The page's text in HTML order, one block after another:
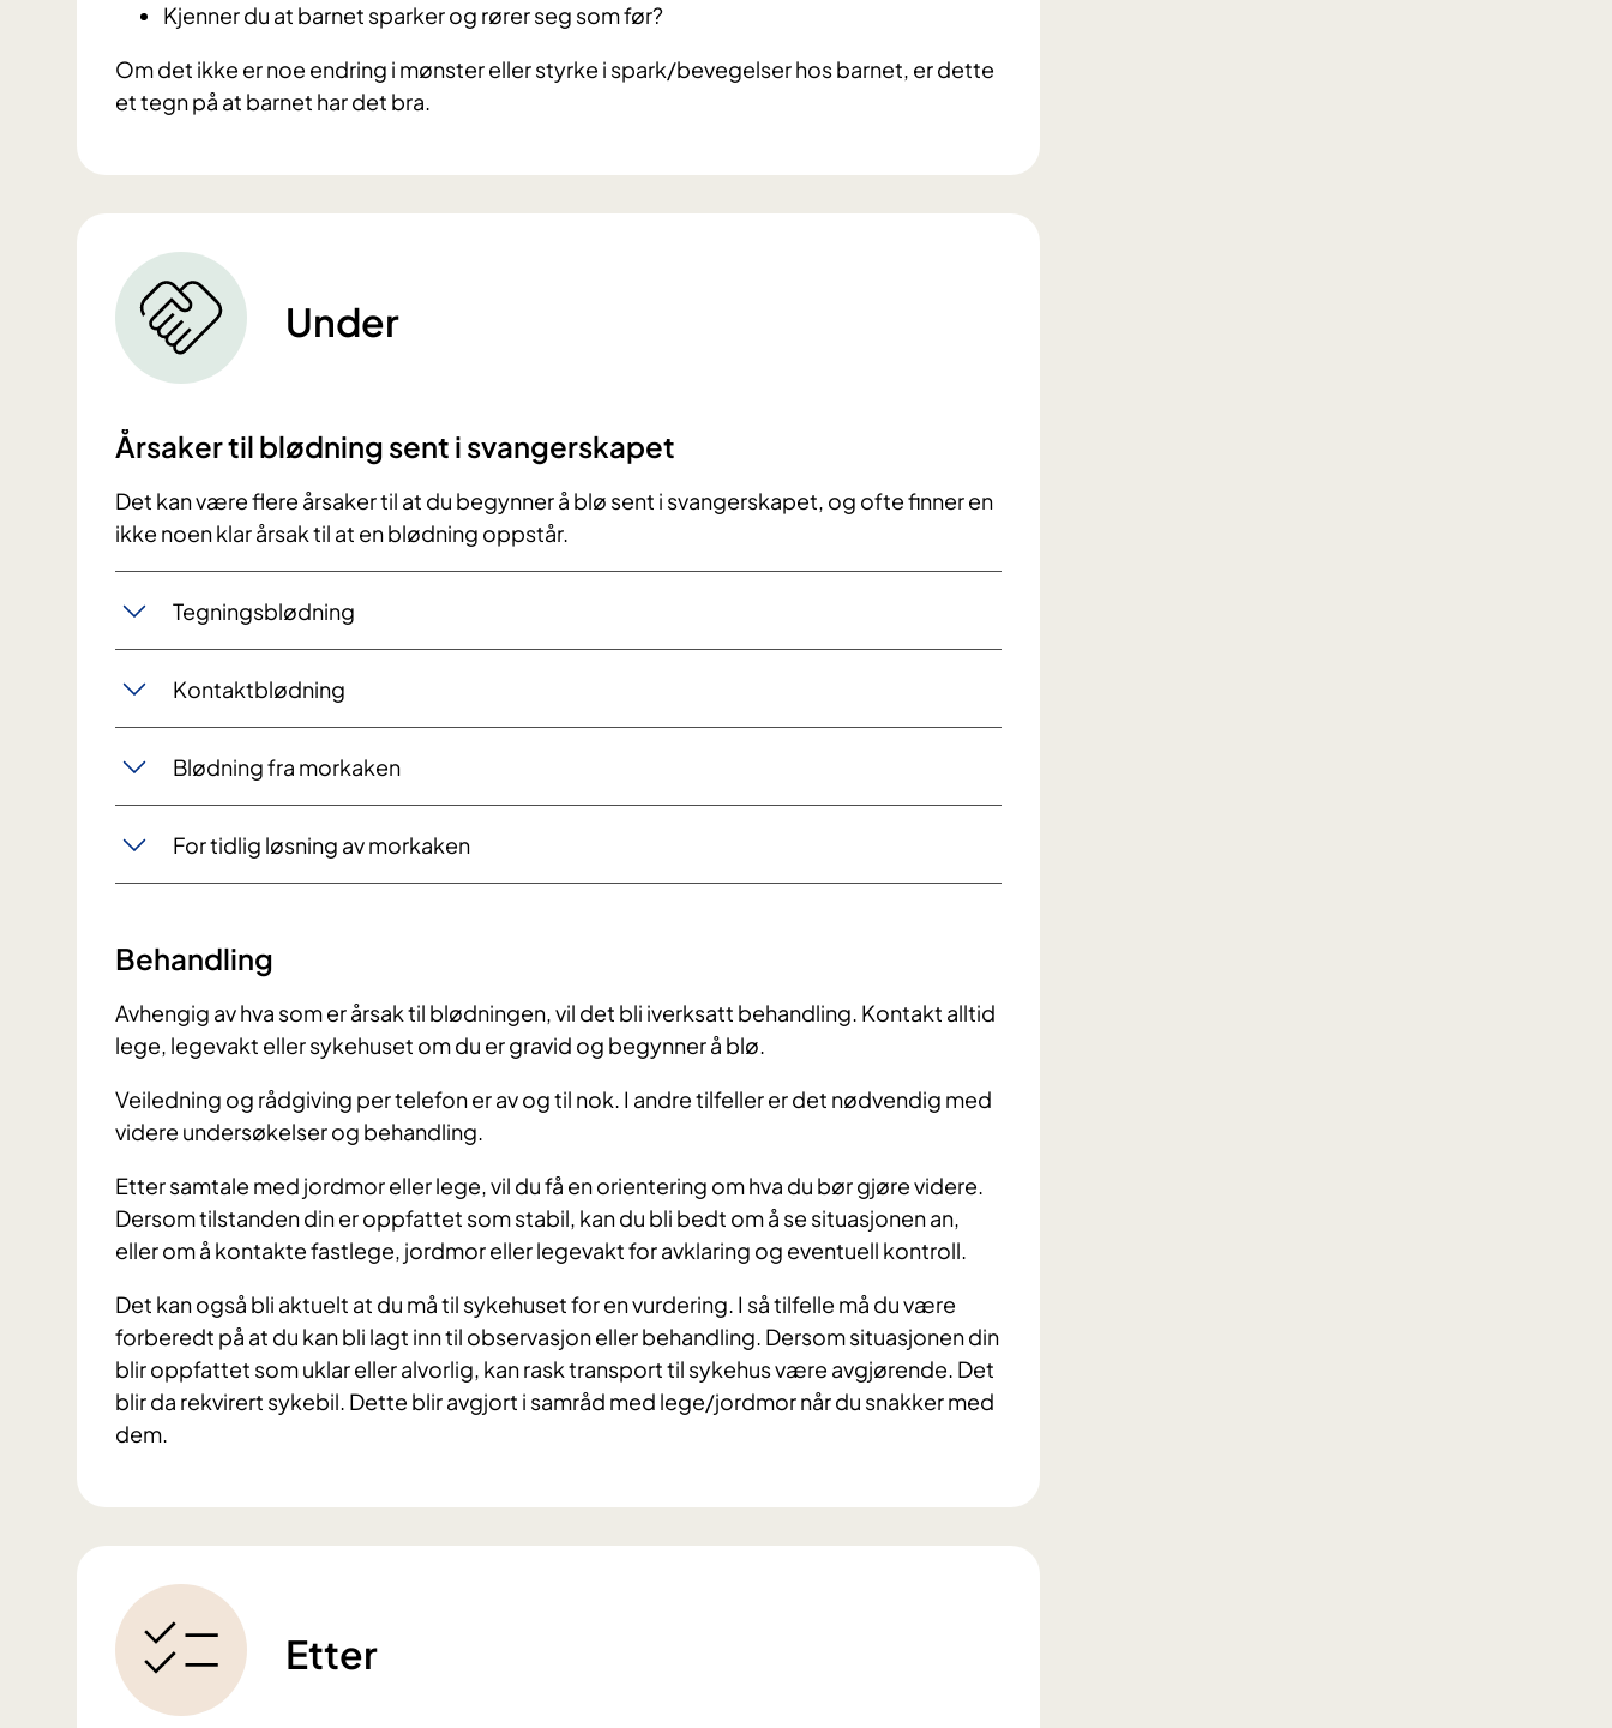
Kjenner du at barnet sparker og rører seg som før?
Om det ikke er noe endring i mønster eller styrke i spark/bevegelser hos barnet, er dette
et tegn på at barnet har det bra.
Under
Årsaker til blødning sent i svangerskapet
Det kan være flere årsaker til at du begynner å blø sent i svangerskapet, og ofte finner en
ikke noen klar årsak til at en blødning oppstår.
Tegningsblødning
Kontaktblødning
Blødning fra morkaken
For tidlig løsning av morkaken
Behandling
Avhengig av hva som er årsak til blødningen, vil det bli iverksatt behandling. Kontakt alltid
lege, legevakt eller sykehuset om du er gravid og begynner å blø.
Veiledning og rådgiving per telefon er av og til nok. I andre tilfeller er det nødvendig med
videre undersøkelser og behandling.
Etter samtale med jordmor eller lege, vil du få en orientering om hva du bør gjøre videre.
Dersom tilstanden din er oppfattet som stabil, kan du bli bedt om å se situasjonen an,
eller om å kontakte fastlege, jordmor eller legevakt for avklaring og eventuell kontroll.
Det kan også bli aktuelt at du må til sykehuset for en vurdering. I så tilfelle må du være
forberedt på at du kan bli lagt inn til observasjon eller behandling. Dersom situasjonen din
blir oppfattet som uklar eller alvorlig, kan rask transport til sykehus være avgjørende. Det
blir da rekvirert sykebil. Dette blir avgjort i samråd med lege/jordmor når du snakker med
dem.
Etter